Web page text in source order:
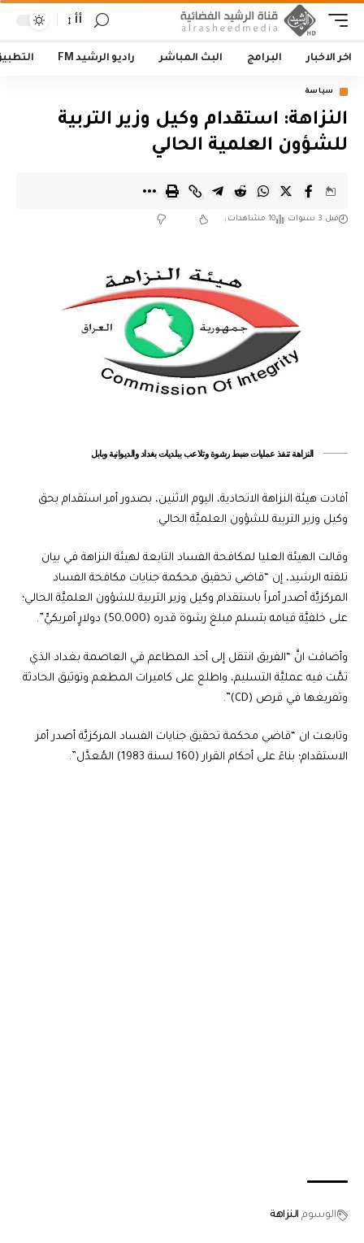
أأ
اخر الاخبار البرامج البث المباشر راديو الرشيد FM
سياسة
النزاهة: استقدام وكيل وزير التربية
للشؤون العلمية الحالي
قبل 3 سنوات 10 مشاهدات
‏النزاهة تنفذ عمليات ضبط رشوة وتلاعب ببلديات بغداد والديوانية وبابل‬
أفادت هيئة النزاهة الاتحادية، اليوم الاثنين، بصدور أمر استقدام بحق
وكيل وزير التربية للشؤون العلميَّة الحالي.
وقالت الهيئة العليا لمكافحة الفساد التابعة لهيئة النزاهة في بيان
تلقته الرشيد، إن “قاضي تحقيق محكمة جنايات مكافحة الفساد
المركزيَّة أصدر أمراً باستقدام وكيل وزير التربية للشؤون العلميَّة الحالي؛
على خلفيَّة قيامه بتسلم مبلغ رشوة قدره (50,000) دولارٍ أمريكيٍّ”.
وأضافت انَّ “الفريق انتقل إلى أحد المطاعم في العاصمة بغداد الذي
تمَّت فيه عمليَّة التسليم، واطلع على كاميرات المطعم وتوثيق الحادثة
وتفريغها في قرص (CD)”.
وتابعت ان “قاضي محكمة تحقيق جنايات الفساد المركزيَّة أصدر أمر
الاستقدام؛ بناءً على أحكام القرار (160 لسنة 1983) المُعدَّل”.
الوسوم النزاهة